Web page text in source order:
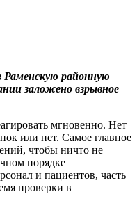
Раменскую районную
заложено взрывное
мгновенно. Нет
или нет. Самое главное
чтобы ничто не
порядке
и пациентов, часть
проверки в